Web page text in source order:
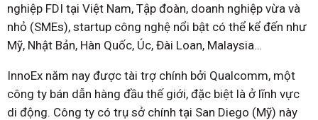
nghiệp FDI tại Việt Nam, Tập đoàn, doanh nghiệp vừa và
nhỏ (SMEs), startup công nghệ nổi bật có thể kể đến như
Mỹ, Nhật Bản, Hàn Quốc, Úc, Đài Loan, Malaysia…
InnoEx năm nay được tài trợ chính bởi Qualcomm, một
công ty bán dẫn hàng đầu thế giới, đặc biệt là ở lĩnh vực
di động. Công ty có trụ sở chính tại San Diego (Mỹ) này